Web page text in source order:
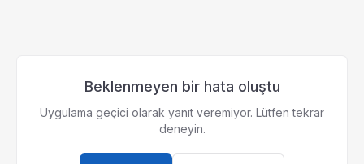
Beklenmeyen bir hata oluştu
Uygulama geçici olarak yanıt veremiyor. Lütfen tekrar
deneyin.